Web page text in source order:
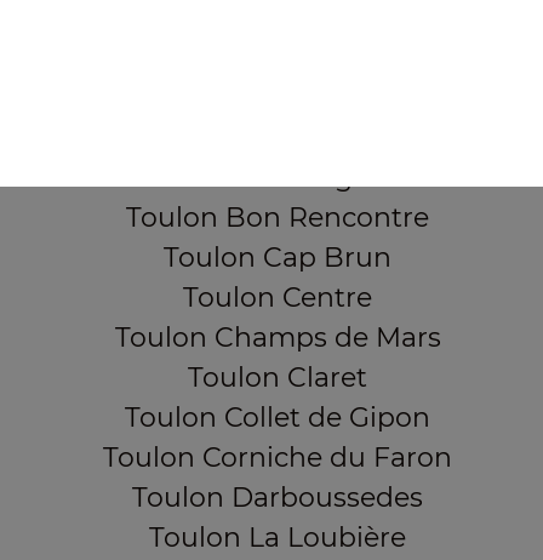
Toulon Bon Rencontre
Toulon Cap Brun
Toulon Centre
Toulon Champs de Mars
Toulon Claret
Toulon Collet de Gipon
Toulon Corniche du Faron
Toulon Darboussedes
Toulon La Loubière